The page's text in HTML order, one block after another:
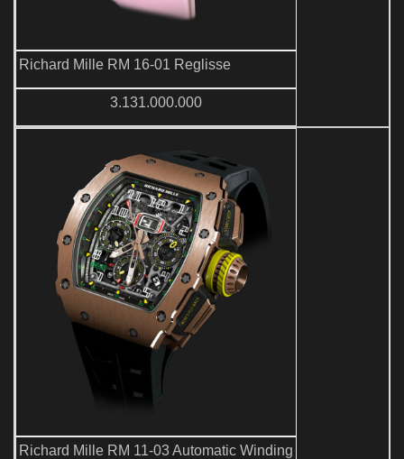
Richard Mille RM 16-01 Reglisse
3.131.000.000
Richard Mille RM 11-03 Automatic Winding